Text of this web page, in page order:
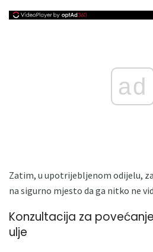
ad
Zatim, u upotrijebljenom odijelu,
na sigurno mjesto da ga nitko ne
Konzultacija za
ulje